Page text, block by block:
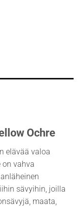
Ochre
elävää valoa
on vahva
sävyihin, joilla
maata,